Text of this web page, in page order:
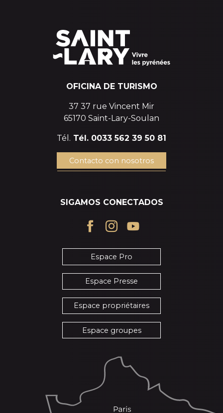
OFICINA DE TURISMO
37 37 rue Vincent Mir
65170 Saint-Lary-Soulan
Tél. Tél. 0033 562 39 50 81
Contacto con nosotros
SIGAMOS CONECTADOS
Espace Pro
Espace Presse
Espace propriétaires
Espace groupes